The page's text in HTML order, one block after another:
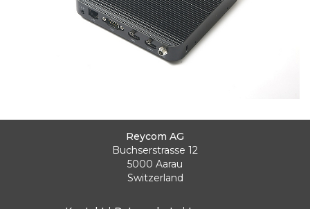
Reycom AG
Buchserstrasse 12
5000 Aarau
Switzerland